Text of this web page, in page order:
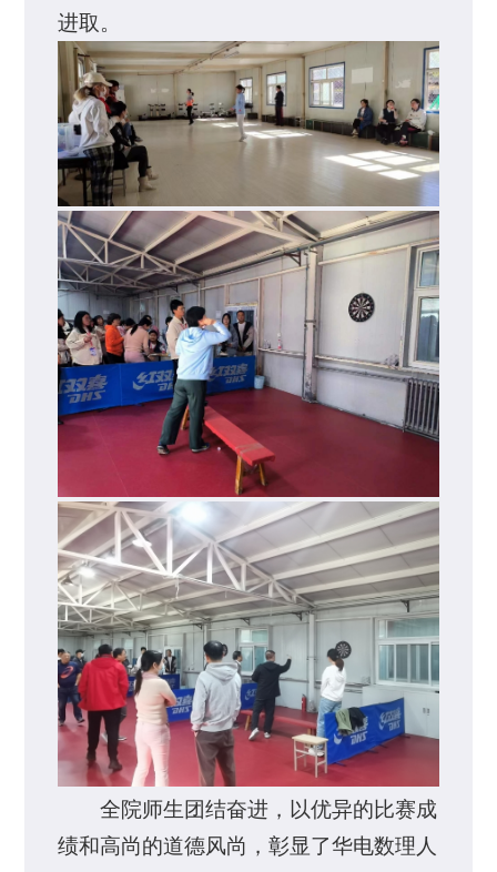
进取。
全院师生团结奋进，以优异的比赛成
绩和高尚的道德风尚，彰显了华电数理人